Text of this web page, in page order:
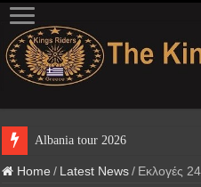
Albania tour 2026
Home / Latest News / Εκλογές